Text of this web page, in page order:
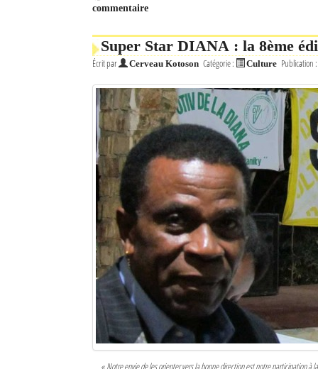
commentaire
Super Star DIANA : la 8ème
Écrit par Cerveau Kotoson Catégorie : Culture Publication :
« Notre envie de les orienter vers la bonne direction est notre participation à